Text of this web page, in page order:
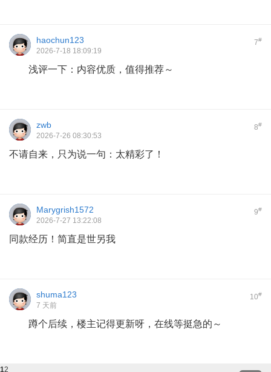
7#
haochun123
2026-7-18 18:09:19
浅评一下：内容优质，值得推荐～
8#
zwb
2026-7-26 08:30:53
不请自来，只为说一句：太精彩了！
9#
Marygrish1572
2026-7-27 13:22:08
同款经历！简直是世另我
10#
shuma123
7 天前
蹲个后续，楼主记得更新呀，在线等挺急的～
12